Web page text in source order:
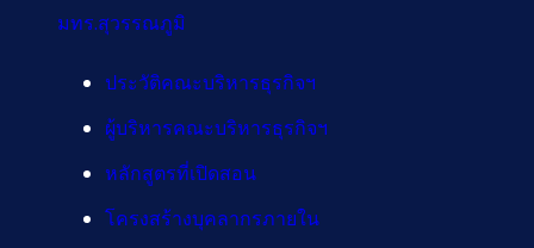
มทร.สุวรรณภูมิ
ประวัติคณะบริหารธุรกิจฯ
ผู้บริหารคณะบริหารธุรกิจฯ
หลักสูตรที่เปิดสอน
โครงสร้างบุคลากรภายใน